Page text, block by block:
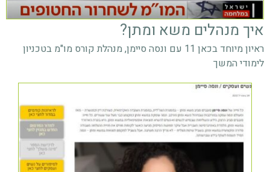
איך מנהלים משא ומתן?
ראיון מיוחד בכאן 11 עם ונסה סיימן, מנהלת קורס מו"מ בטכניון
לימודי המשך